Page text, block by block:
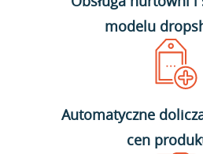
modelu
Automatyczne
cen